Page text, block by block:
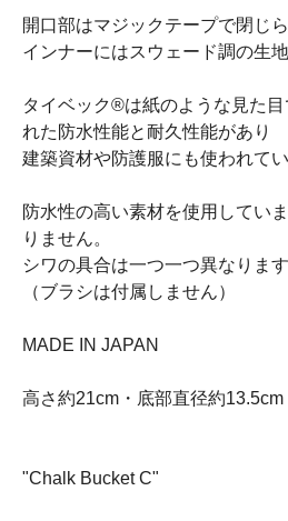
開口部はマジックテープで閉じら
インナーにはスウェード調の生
タイベック®は紙のような見た
れた防水性能と耐久性能があり
建築資材や防護服にも使われてい
防水性の高い素材を使用してい
りません。
シワの具合は一つ一つ異なりま
（ブラシは付属しません）
MADE IN JAPAN
高さ約21cm・底部直径約13.5cm
"Chalk Bucket C"